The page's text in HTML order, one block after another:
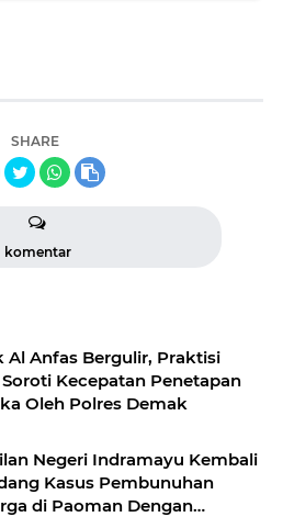
SHARE
komentar
Al Anfas Bergulir, Praktisi
Kecepatan Penetapan
Oleh Polres Demak
Negeri Indramayu Kembali
Kasus Pembunuhan
di Paoman Dengan